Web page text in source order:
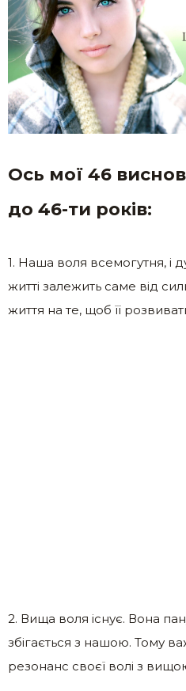
Ось мої 46
до 46-ти років:
1. Наша воля всемогутня, і
житті залежить саме від
життя на те, щоб її
2. Вища воля існує. Вона
збігається з нашою. Тому
резонанс своєї волі з